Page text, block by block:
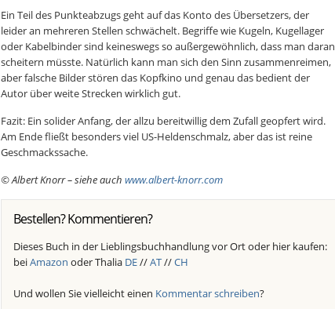
Ein Teil des Punkteabzugs geht auf das Konto des Übersetzers, der
leider an mehreren Stellen schwächelt. Begriffe wie Kugeln, Kugellager
oder Kabelbinder sind keineswegs so außergewöhnlich, dass man daran
scheitern müsste. Natürlich kann man sich den Sinn zusammenreimen,
aber falsche Bilder stören das Kopfkino und genau das bedient der
Autor über weite Strecken wirklich gut.
Fazit: Ein solider Anfang, der allzu bereitwillig dem Zufall geopfert wird.
Am Ende fließt besonders viel US-Heldenschmalz, aber das ist reine
Geschmackssache.
© Albert Knorr – siehe auch www.albert-knorr.com
Bestellen? Kommentieren?
Dieses Buch in der Lieblingsbuchhandlung vor Ort oder hier kaufen:
beiAmazon oder Thalia DE//AT//CH
Und wollen Sie vielleicht einen Kommentar schreiben?